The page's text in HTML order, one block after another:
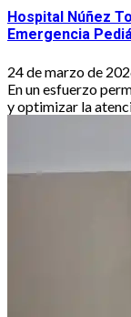
Hospital Núñez
Emergencia
24 de marzo de
En un esfuerzo
y optimizar la